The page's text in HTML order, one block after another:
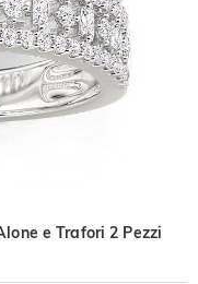
e Trafori 2 Pezzi